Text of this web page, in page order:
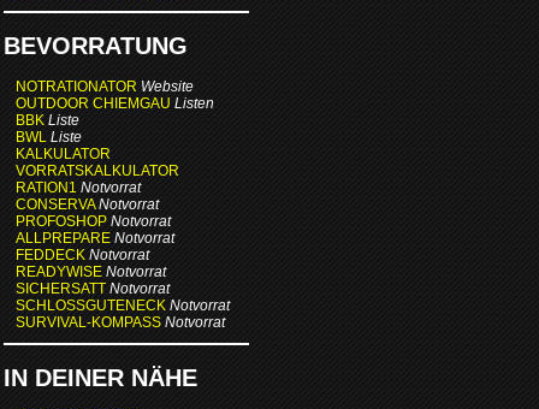
BEVORRATUNG
NOTRATIONATOR Website
OUTDOOR CHIEMGAU Listen
BBK Liste
BWL Liste
KALKULATOR
VORRATSKALKULATOR
RATION1 Notvorrat
CONSERVA Notvorrat
PROFOSHOP Notvorrat
ALLPREPARE Notvorrat
FEDDECK Notvorrat
READYWISE Notvorrat
SICHERSATT Notvorrat
SCHLOSSGUTENECK Notvorrat
SURVIVAL-KOMPASS Notvorrat
IN DEINER NÄHE